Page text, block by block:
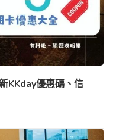
KKday優惠碼、信